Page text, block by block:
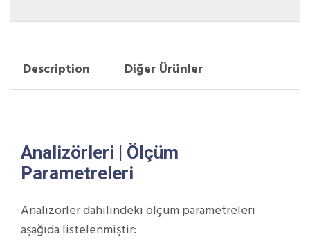
Description Diğer Ürünler
Analizörleri | Ölçüm
Parametreleri
Analizörler dahilindeki ölçüm parametreleri
aşağıda listelenmiştir: